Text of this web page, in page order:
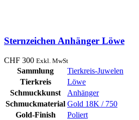
Sternzeichen Anhänger Löwe
CHF 300 Exkl. MwSt
Sammlung
Tierkreis-Juwelen
Tierkreis
Löwe
Schmuckkunst
Anhänger
Schmuckmaterial Gold 18K / 750
Gold-Finish
Poliert